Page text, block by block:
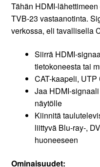
Tähän HDMI-
TVB-23 vastaanotinta.
verkossa, eli tavallisella
Siirrä HDMI-
tietokoneesta tai
CAT-kaapeli, UTP
Jaa HDMI-
näytölle
Kiinnitä
liittyvä Blu-ray-,
huoneeseen
Ominaisuudet: